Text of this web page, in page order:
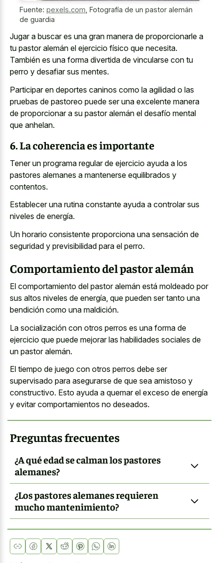
Fuente: pexels.com Fotografía de un pastor alemán
de guardia
Jugar a buscar es una gran manera de proporcionarle a
tu pastor alemán el ejercicio físico que necesita.
También es una forma divertida de vincularse con tu
perro y desafiar sus mentes.
Participar en deportes caninos como la agilidad o las
pruebas de pastoreo puede ser una excelente manera
de proporcionar a su pastor alemán el desafío mental
que anhelan.
6. La coherencia es importante
Tener un programa regular de ejercicio ayuda a los
pastores alemanes a mantenerse equilibrados y
contentos.
Establecer una rutina constante ayuda a controlar sus
niveles de energía.
Un horario consistente proporciona una sensación de
seguridad y previsibilidad para el perro.
Comportamiento del pastor alemán
El comportamiento del pastor alemán está moldeado por
sus altos niveles de energía, que pueden ser tanto una
bendición como una maldición.
La socialización con otros perros es una forma de
ejercicio que puede mejorar las habilidades sociales de
un pastor alemán.
El tiempo de juego con otros perros debe ser
supervisado para asegurarse de que sea amistoso y
constructivo. Esto ayuda a quemar el exceso de energía
y evitar comportamientos no deseados.
Preguntas frecuentes
¿A qué edad se calman los pastores
alemanes?
¿Los pastores alemanes requieren
mucho mantenimiento?